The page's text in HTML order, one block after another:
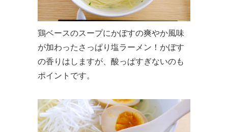
鶏ベースのスープにかぼすの爽やか風味
が加わったさっぱり塩ラーメン！かぼす
の香りはしますが、酸っぱすぎないのも
ポイントです。